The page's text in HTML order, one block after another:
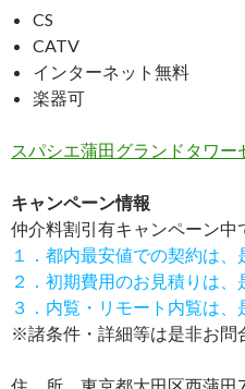
CS
CATV
インターネット無料
楽器可
スパシエ蒲田グランドタワー
キャンペーン情報
仲介料割引有キャンペーン中
１．都内最安値での契約は、
２．初期費用のお見積りは、
３．内覧・リモート内覧は、
※諸条件・詳細等は是非お問